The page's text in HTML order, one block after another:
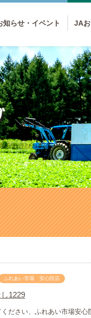
知らせ・イベント JA
ふれあい市場 安心院店
1229
ださい、ふれあい市場安